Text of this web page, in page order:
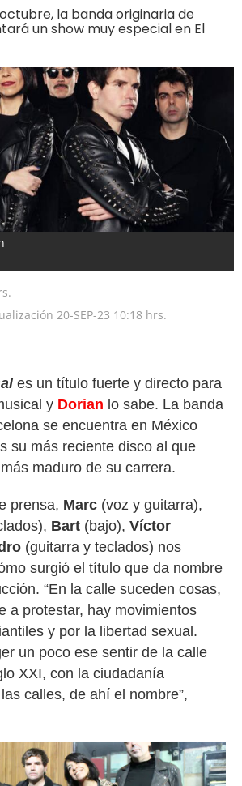
la banda originaria de
un show muy especial en El
20-SEP-23 10:18 hrs.
es un título fuerte y directo para
y Dorian lo sabe. La banda
se encuentra en México
su más reciente disco al que
maduro de su carrera.
prensa, Marc (voz y guitarra),
Bart (bajo), Víctor
(guitarra y teclados) nos
surgió el título que da nombre
“En la calle suceden cosas,
a protestar, hay movimientos
y por la libertad sexual.
un poco ese sentir de la calle
XXI, con la ciudadanía
calles, de ahí el nombre”,